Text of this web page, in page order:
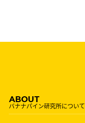
ABOUT
バナナパイン研究所について